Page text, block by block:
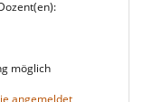
möglich
angemeldet